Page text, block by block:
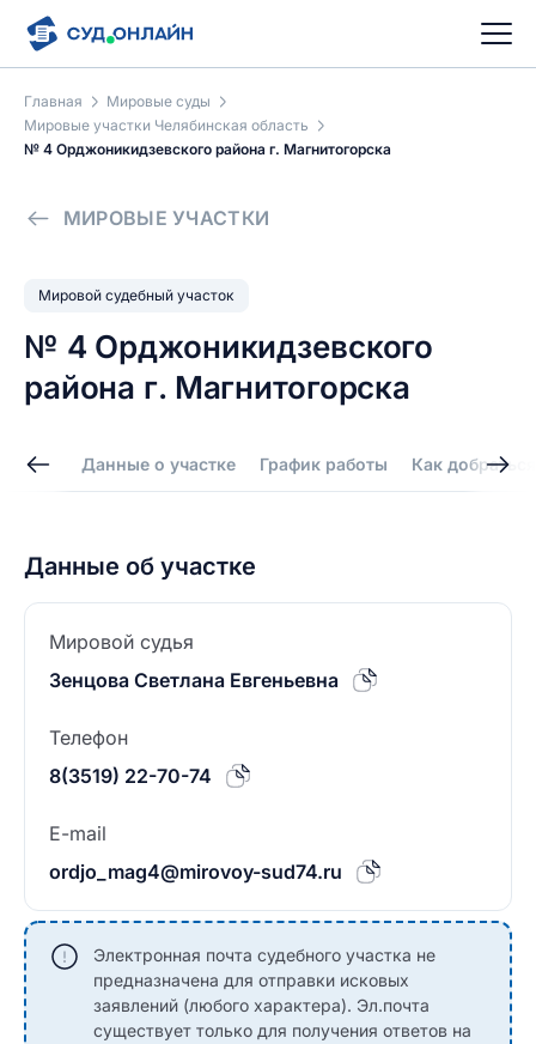
Главная
Мировые суды
Мировые участки Челябинская область
№ 4 Орджоникидзевского района г. Магнитогорска
МИРОВЫЕ УЧАСТКИ
Мировой судебный участок
№ 4 Орджоникидзевского
района г. Магнитогорска
Данные о участке График работы Как добраться
Данные об участке
Мировой судья
Зенцова Светлана Евгеньевна
Телефон
8(3519) 22-70-74
E-mail
ordjo_mag4@mirovoy-sud74.ru
Электронная почта судебного участка не
предназначена для отправки исковых
заявлений (любого характера). Эл.почта
существует только для получения ответов на